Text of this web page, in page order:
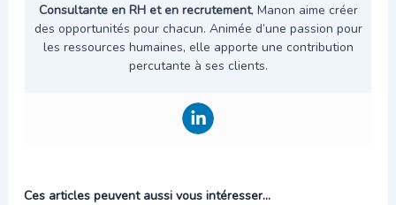
Consultante en RH et en recrutement, Manon aime créer
des opportunités pour chacun. Animée d’une passion pour
les ressources humaines, elle apporte une contribution
percutante à ses clients.
Ces articles peuvent aussi vous intéresser...